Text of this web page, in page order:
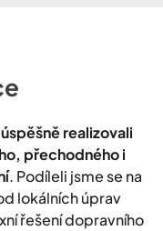
úspěšně realizovali
přechodného i
. Podíleli jsme se na
lokálních úprav
řešení dopravního